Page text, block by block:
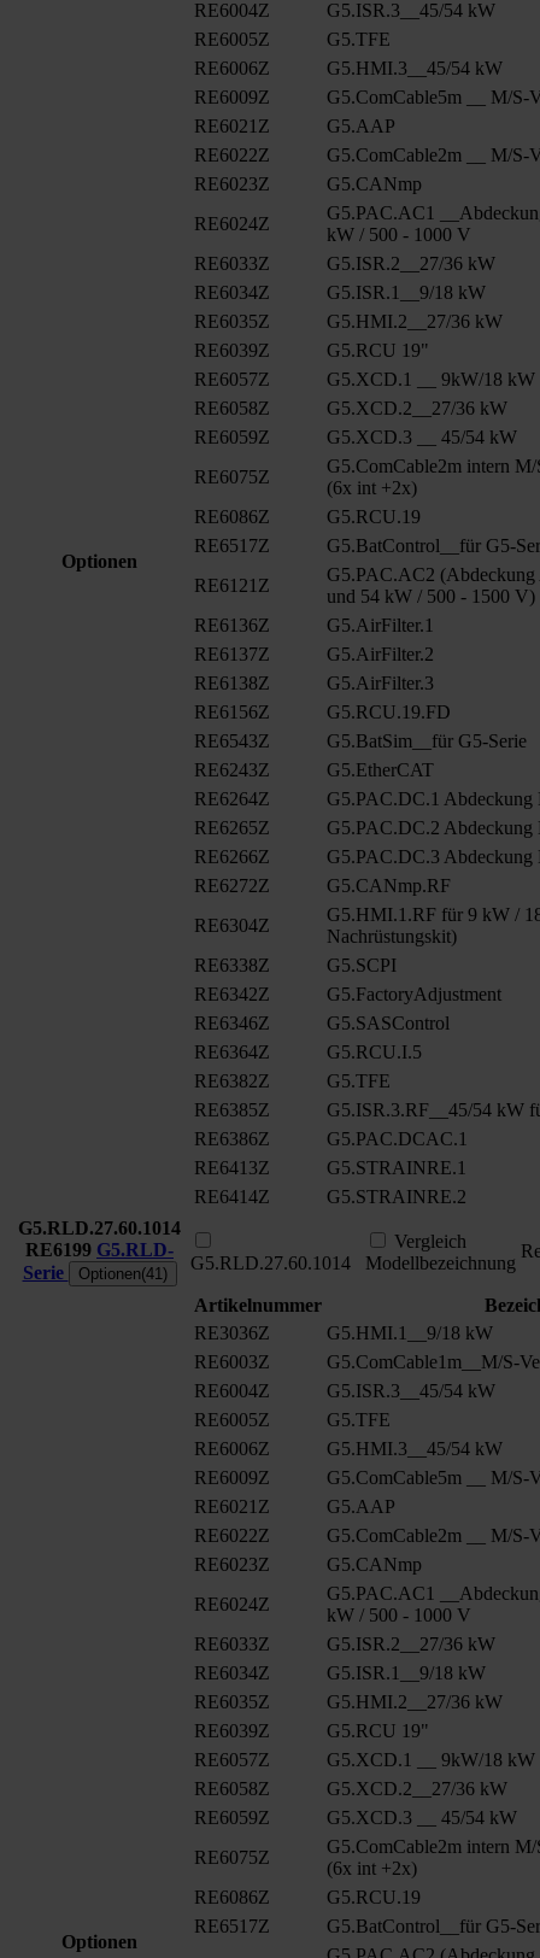
Optionen
RE6004Z
G5.ISR.3__45/54 kW
RE6005Z
G5.TFE
RE6006Z
G5.HMI.3__45/54 kW
RE6009Z
G5.ComCable5m __ M/S-
RE6021Z
G5.AAP
RE6022Z
G5.ComCable2m __ M/S-
RE6023Z
G5.CANmp
RE6024Z
G5.PAC.AC1
kW / 500 - 1000 V
RE6033Z
G5.ISR.2__27/36 kW
RE6034Z
G5.ISR.1__9/18 kW
RE6035Z
G5.HMI.2__27/36 kW
RE6039Z
G5.RCU 19"
RE6057Z
G5.XCD.1 __ 9kW/18 kW
RE6058Z
G5.XCD.2__27/36 kW
RE6059Z
G5.XCD.3 __ 45/54 kW
RE6075Z
G5.ComCable2m intern
(6x int +2x)
RE6086Z
G5.RCU.19
RE6517Z
G5.BatControl__für G5-
RE6121Z
G5.PAC.AC2
und 54 kW / 500 - 1500 V)
RE6136Z
G5.AirFilter.1
RE6137Z
G5.AirFilter.2
RE6138Z
G5.AirFilter.3
RE6156Z
G5.RCU.19.FD
RE6543Z
G5.BatSim__für G5-Serie
RE6243Z
G5.EtherCAT
RE6264Z
G5.PAC.DC.1
RE6265Z
G5.PAC.DC.2
RE6266Z
G5.PAC.DC.3
RE6272Z
G5.CANmp.RF
RE6304Z
G5.HMI.1.RF für 9 kW /
Nachrüstungskit)
RE6338Z
G5.SCPI
RE6342Z
G5.FactoryAdjustment
RE6346Z
G5.SASControl
RE6364Z
G5.RCU.I.5
RE6382Z
G5.TFE
RE6385Z
G5.ISR.3.RF__45/54 kW
RE6386Z
G5.PAC.DCAC.1
RE6413Z
G5.STRAINRE.1
RE6414Z
G5.STRAINRE.2
G5.RLD.27.60.1014
RE6199 G5.RLD-
Serie
Optionen(41)
G5.RLD.27.60.1014
Vergleich
Modellbezeichnung
Optionen
Artikelnummer
RE3036Z
G5.HMI.1__9/18 kW
RE6003Z
G5.ComCable1m__M/S-
RE6004Z
G5.ISR.3__45/54 kW
RE6005Z
G5.TFE
RE6006Z
G5.HMI.3__45/54 kW
RE6009Z
G5.ComCable5m __ M/S-
RE6021Z
G5.AAP
RE6022Z
G5.ComCable2m __ M/S-
RE6023Z
G5.CANmp
RE6024Z
G5.PAC.AC1
kW / 500 - 1000 V
RE6033Z
G5.ISR.2__27/36 kW
RE6034Z
G5.ISR.1__9/18 kW
RE6035Z
G5.HMI.2__27/36 kW
RE6039Z
G5.RCU 19"
RE6057Z
G5.XCD.1 __ 9kW/18 kW
RE6058Z
G5.XCD.2__27/36 kW
RE6059Z
G5.XCD.3 __ 45/54 kW
RE6075Z
G5.ComCable2m intern
(6x int +2x)
RE6086Z
G5.RCU.19
RE6517Z
G5.BatControl__für G5-